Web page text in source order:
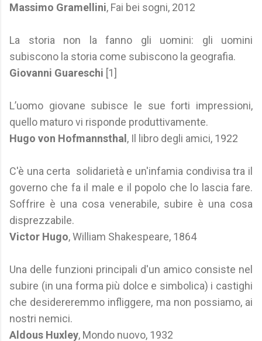
Massimo Gramellini, Fai bei sogni, 2012
La storia non la fanno gli uomini: gli uomini
subiscono la storia come subiscono la geografia.
Giovanni Guareschi [1]
L’uomo giovane subisce le sue forti impressioni,
quello maturo vi risponde produttivamente.
Hugo von Hofmannsthal , Il libro degli amici, 1922
C'è una certa solidarietà e un'infamia condivisa tra il
governo che fa il male e il popolo che lo lascia fare.
Soffrire è una cosa venerabile, subire è una cosa
disprezzabile.
Victor Hugo, William Shakespeare, 1864
Una delle funzioni principali d'un amico consiste nel
subire (in una forma più dolce e simbolica) i castighi
che desidereremmo infliggere, ma non possiamo, ai
nostri nemici.
Aldous Huxley, Mondo nuovo, 1932